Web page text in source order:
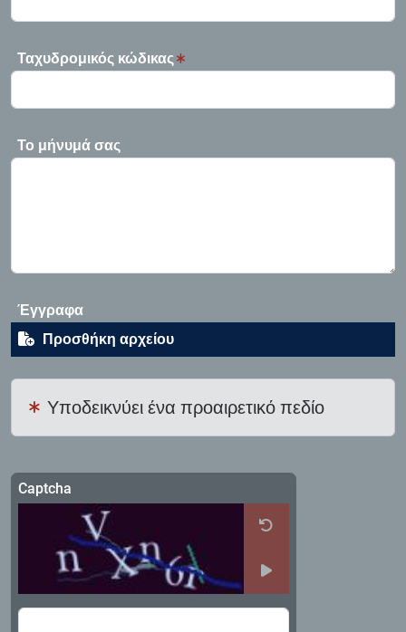
Ταχυδρομικός κώδικας
Το μήνυμά σας
Έγγραφα
Προσθήκη αρχείου
Υποδεικνύει ένα προαιρετικό πεδίο
Captcha